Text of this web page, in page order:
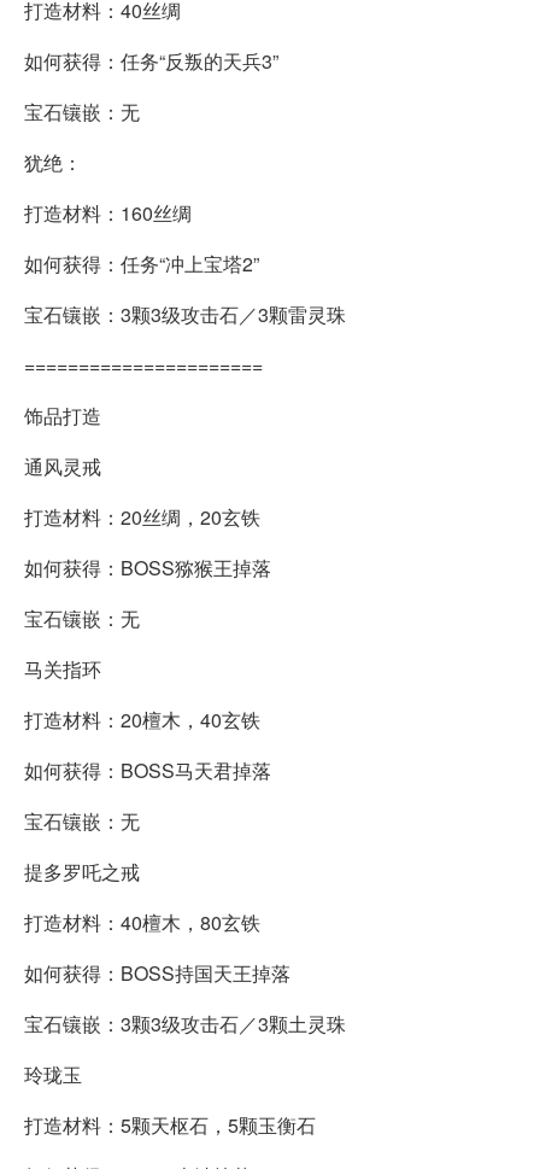
打造材料：40丝绸
如何获得：任务“反叛的天兵3”
宝石镶嵌：无
犹绝：
打造材料：160丝绸
如何获得：任务“冲上宝塔2”
宝石镶嵌：3颗3级攻击石／3颗雷灵珠
======================
饰品打造
通风灵戒
打造材料：20丝绸，20玄铁
如何获得：BOSS猕猴王掉落
宝石镶嵌：无
马关指环
打造材料：20檀木，40玄铁
如何获得：BOSS马天君掉落
宝石镶嵌：无
提多罗吒之戒
打造材料：40檀木，80玄铁
如何获得：BOSS持国天王掉落
宝石镶嵌：3颗3级攻击石／3颗土灵珠
玲珑玉
打造材料：5颗天枢石，5颗玉衡石